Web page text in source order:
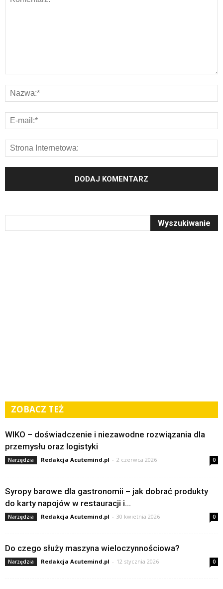
ZOBACZ TEŻ
WIKO – doświadczenie i niezawodne rozwiązania dla
przemysłu oraz logistyki
Narzędzia Redakcja Acutemind.pl - 2 czerwca 2026 0
Syropy barowe dla gastronomii – jak dobrać produkty
do karty napojów w restauracji i...
Narzędzia Redakcja Acutemind.pl - 30 kwietnia 2026 0
Do czego służy maszyna wieloczynnościowa?
Narzędzia Redakcja Acutemind.pl - 12 stycznia 2026 0